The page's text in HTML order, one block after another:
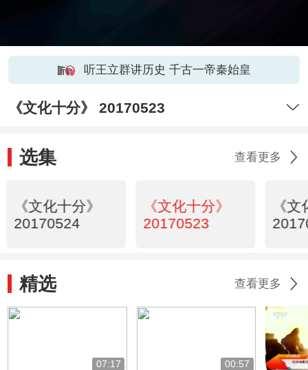
听王立群讲历史 千古一帝秦始皇
《文化十分》 20170523
选集 查看更多
《文化十分》
20170524
《文化十分》
20170523
《
精选 查看更多
07:17 00:57